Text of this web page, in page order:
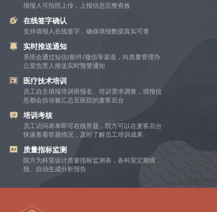
填报人可拍照上传，上报信息完整有效
在线签字确认
支持填报人在线签字，确保填报数据真实可查
实时推送通知
系统会通过短信/邮件/微信等渠道，向质量管理办
公室负责人推送实时预警通知
医疗技术培训
员工自主填报培训班报名、培训需求调查，填报信
息都会自动被汇总至医院的麦客后台
培训考核
员工访问表单即可在线答题，院方可以在麦客后台
快速查看答题情况，及时了解员工培训成果
质量指标监测
院方为科室设计质量指标监测表，各科室定期填
报、自动生成分析报告